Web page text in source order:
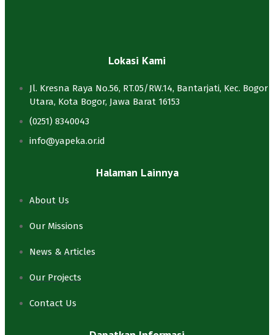
Lokasi Kami
Jl. Kresna Raya No.56, RT.05/RW.14, Bantarjati, Kec. Bogor
Utara, Kota Bogor, Jawa Barat 16153
(0251) 8340043
info@yapeka.or.id
Halaman Lainnya
About Us
Our Missions
News & Articles
Our Projects
Contact Us